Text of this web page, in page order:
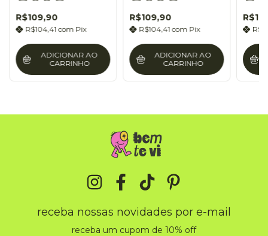
R$109,90
R$104,41 com Pix
ADICIONAR AO
CARRINHO
R$109,90
R$104,41com Pix
ADICIONAR AO
CARRINHO
receba nossas novidades por e-mail
receba um cupom de 10% off